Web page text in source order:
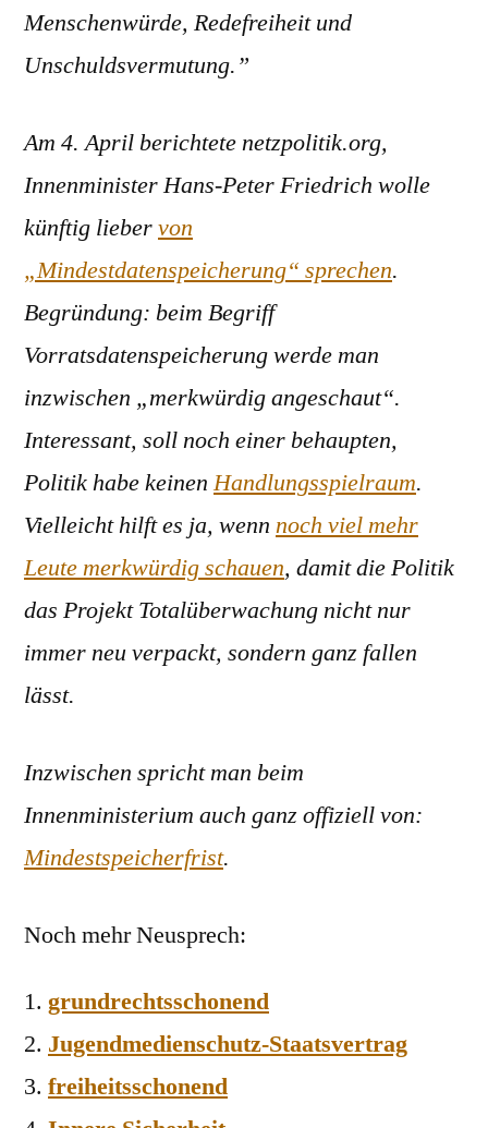
Menschenwürde, Redefreiheit und
Unschuldsvermutung.”
Am 4. April berichtete netzpolitik.org,
Innenminister Hans-Peter Friedrich wolle
künftig liebervon
„Mindestdatenspeicherung“ sprechen.
Begründung: beim Begriff
Vorratsdatenspeicherung werde man
inzwischen „merkwürdig angeschaut“.
Interessant, soll noch einer behaupten,
Politik habe keinenHandlungsspielraum.
Vielleicht hilft es ja, wenn noch viel mehr
Leute merkwürdig schauen, damit die Politik
das Projekt Totalüberwachung nicht nur
immer neu verpackt, sondern ganz fallen
lässt.
Inzwischen spricht man beim
Innenministerium auch ganz offiziell von:
Mindestspeicherfrist.
Noch mehr Neusprech:
grundrechtsschonend
Jugendmedienschutz-Staatsvertrag
freiheitsschonend